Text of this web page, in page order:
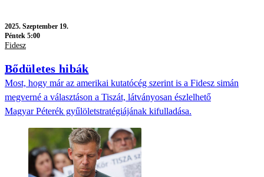
2025. Szeptember 19.
Péntek 5:00
Fidesz
Bődületes hibák
Most, hogy már az amerikai kutatócég szerint is a Fidesz simán
megverné a választáson a Tiszát, látványosan észlelhető
Magyar Péterék gyűlöletstratégiájának kifulladása.